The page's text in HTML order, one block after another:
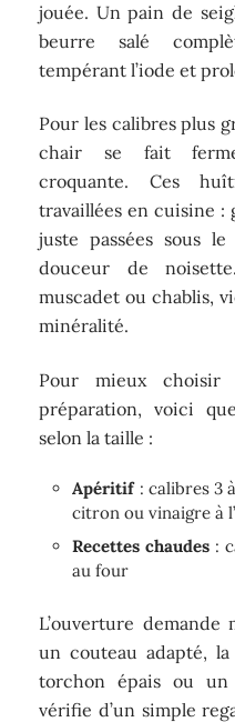
jouée. Un pain de
beurre salé
tempérant l’iode et
Pour les calibres plus
chair se fait
croquante. Ces
travaillées en cuisine :
juste passées sous
douceur de
muscadet ou chablis,
minéralité.
Pour mieux
préparation, voici
selon la taille :
Apéritif: calibres 3
citron ou vinaigre à
Recettes chaudes :
au four
L’ouverture
un couteau adapté,
torchon épais ou
vérifie d’un simple